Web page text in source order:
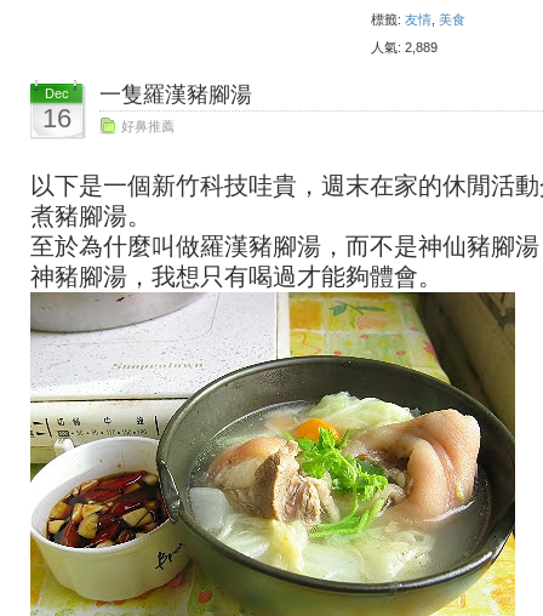
標籤: 友情 美食
人氣: 2,889
Dec
16
一隻羅漢豬腳湯
好鼻推薦
以下是一個新竹科技哇貴，週末在家的休閒活
煮豬腳湯。
至於為什麼叫做羅漢豬腳湯，而不是神仙豬腳
神豬腳湯，我想只有喝過才能夠體會。